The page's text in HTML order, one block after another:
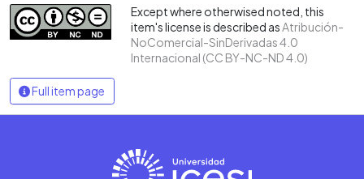
Except where otherwised noted, this
item's license is described asAtribución-
NoComercial-SinDerivadas 4.0
Internacional (CC BY-NC-ND 4.0)
Full item page